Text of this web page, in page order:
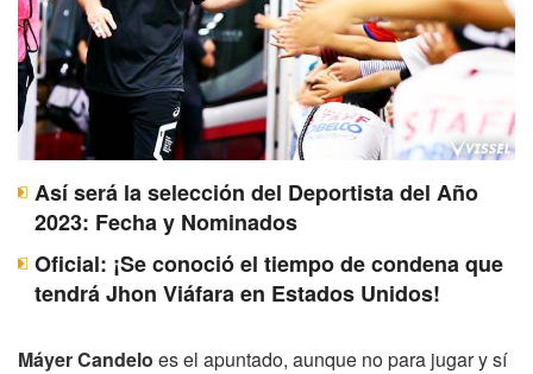
Así será la selección del Deportista del Año
2023: Fecha y Nominados
Oficial: ¡Se conoció el tiempo de condena que
tendrá Jhon Viáfara en Estados Unidos!
Máyer Candelo es el apuntado, aunque no para jugar y sí